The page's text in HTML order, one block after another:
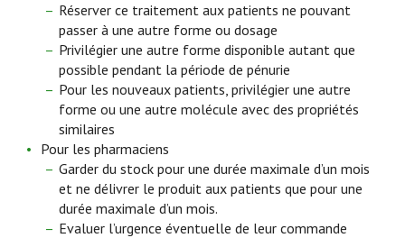
Réserver ce traitement aux patients ne pouvant
passer à une autre forme ou dosage
Privilégier une autre forme disponible autant que
possible pendant la période de pénurie
Pour les nouveaux patients, privilégier une autre
forme ou une autre molécule avec des propriétés
similaires
Pour les pharmaciens
Garder du stock pour une durée maximale d’un mois
et ne délivrer le produit aux patients que pour une
durée maximale d’un mois.
Evaluer l’urgence éventuelle de leur commande